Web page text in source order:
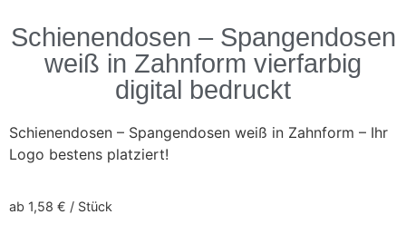
Schienendosen – Spangendosen
weiß in Zahnform vierfarbig
digital bedruckt
Schienendosen – Spangendosen weiß in Zahnform – Ihr
Logo bestens platziert!
ab 1,58 € / Stück